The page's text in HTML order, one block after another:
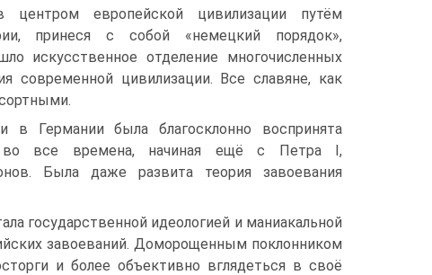
европейской цивилизации путём
принеся с собой «немецкий порядок»,
искусственное отделение многочисленных
современной цивилизации. Все славяне, как
в Германии была благосклонно воспринята
во все времена, начиная ещё с Петра I,
Была даже развита теория завоевания
государственной идеологией и маниакальной
завоеваний. Доморощенным поклонником
и более объективно вглядеться в своё